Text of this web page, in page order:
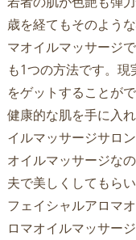
歳を経てもそのよう
マオイルマッサージ
も1つの方法です。
をゲットすることがで
健康的な肌を手に入
イルマッサージサロ
オイルマッサージな
夫で美しくしてもらい
フェイシャルアロマ
ロマオイルマッサー